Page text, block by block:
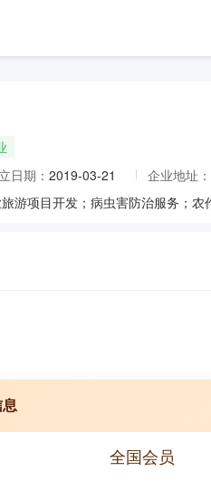
日期： 2019-03-21 企业地址：
全国会员